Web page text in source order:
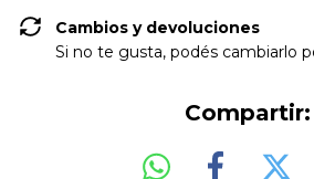
Cambios y devoluciones
Si no te gusta, podés cambiarlo
Compartir: